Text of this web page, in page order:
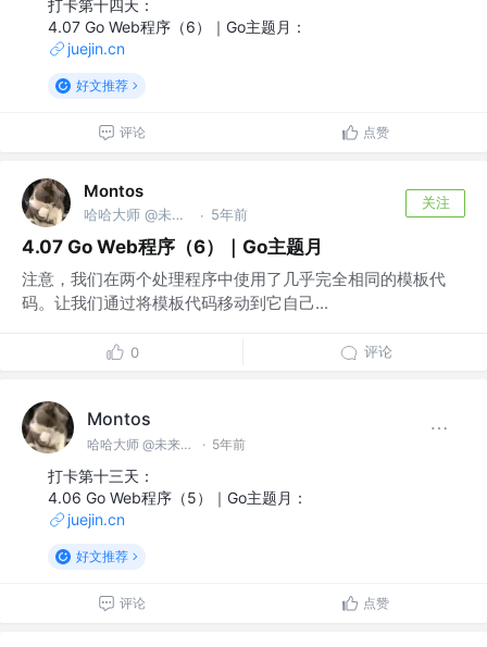
打卡第十四天：
4.07 Go Web程序（6）｜Go主题月：
juejin.cn
好文推荐
评论 点赞
Montos
哈哈大师 @未来无极限 · 5年前
关注
4.07 Go Web程序（6）｜Go主题月
注意，我们在两个处理程序中使用了几乎完全相同的模板代
码。让我们通过将模板代码移动到它自己...
0 评论
Montos
哈哈大师 @未来无极限 · 5年前
打卡第十三天：
4.06 Go Web程序（5）｜Go主题月：
juejin.cn
好文推荐
评论 点赞